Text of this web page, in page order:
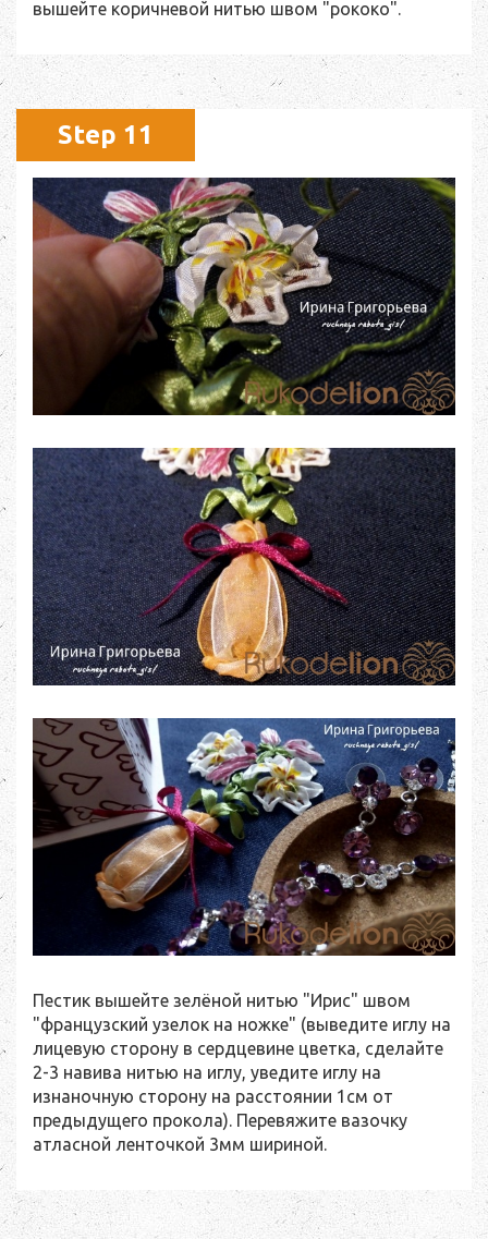
вышейте коричневой нитью швом "рококо".
Step 11
Пестик вышейте зелёной нитью "Ирис" швом
"французский узелок на ножке" (выведите иглу на
лицевую сторону в сердцевине цветка, сделайте
2-3 навива нитью на иглу, уведите иглу на
изнаночную сторону на расстоянии 1см от
предыдущего прокола). Перевяжите вазочку
атласной ленточкой 3мм шириной.